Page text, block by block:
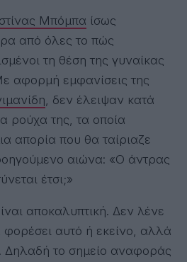
Μπόμπα ίσως
από όλες το πώς
τη θέση της γυναίκας
αφορμή εμφανίσεις της
, δεν έλειψαν κατά
ρούχα της, τα οποία
απορία που θα ταίριαζε
αιώνα: «Ο άντρας
έτσι;»
αποκαλυπτική. Δεν λένε
φορέσει αυτό ή εκείνο, αλλά
Δηλαδή το σημείο αναφοράς